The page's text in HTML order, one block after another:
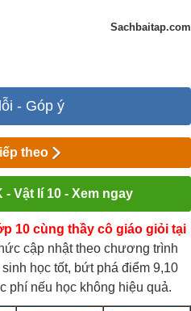
Sachbaitap.com
- Góp ý
theo
- Vật lí 10 - Xem ngay
10 cùng thầy cô giáo giỏi tại
cập nhật theo chương trình
học tốt, bứt phá điểm 9,10
phí nếu học không hiệu quả.